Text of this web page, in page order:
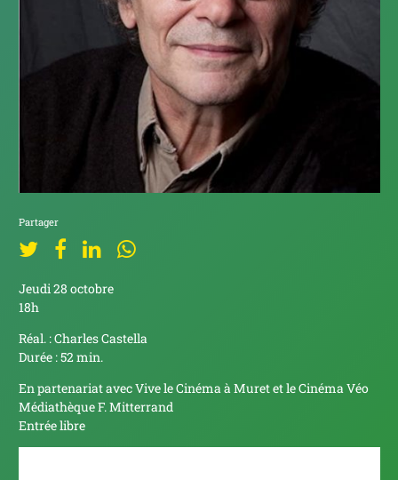
Partager
Jeudi 28 octobre
18h
Réal. : Charles Castella
Durée : 52 min.
En partenariat avec Vive le Cinéma à Muret et le Cinéma Véo
Médiathèque F. Mitterrand
Entrée libre